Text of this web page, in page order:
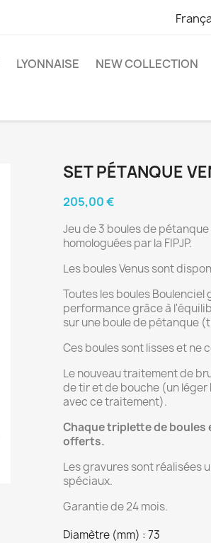
LYONNAISE NEW COLLECTION
SET PÉTANQUE
205,00 €
Jeu de 3 boules de
homologuées par la FIPJP.
Les boules Venus sont
Toutes les boules
performance grâce à
sur une boule de pétanque
Ces boules sont lisses et
Le nouveau traitement de
de tir et de bouche (un
avec ce traitement).
Chaque triplette de boules
offerts.
Les gravures sont réalisées
spéciaux.
Garantie de 24 mois.
Diamètre (mm) : 73